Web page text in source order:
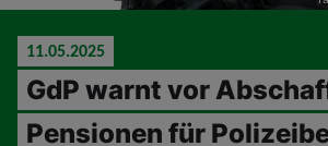
11.05.2025
GdP warnt vor
Pensionen für